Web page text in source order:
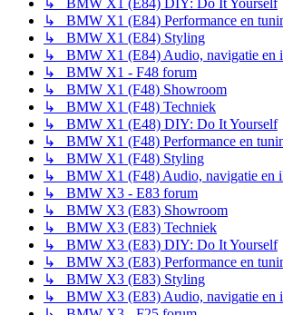
↳ BMW X1 (E84) Performance en
↳ BMW X1 (E84) Styling
↳ BMW X1 (E84) Audio, navigatie en
↳ BMW X1 - F48 forum
↳ BMW X1 (F48) Showroom
↳ BMW X1 (F48) Techniek
↳ BMW X1 (E48) DIY: Do It Yourself
↳ BMW X1 (F48) Performance en
↳ BMW X1 (F48) Styling
↳ BMW X1 (F48) Audio, navigatie en
↳ BMW X3 - E83 forum
↳ BMW X3 (E83) Showroom
↳ BMW X3 (E83) Techniek
↳ BMW X3 (E83) DIY: Do It Yourself
↳ BMW X3 (E83) Performance en
↳ BMW X3 (E83) Styling
↳ BMW X3 (E83) Audio, navigatie en